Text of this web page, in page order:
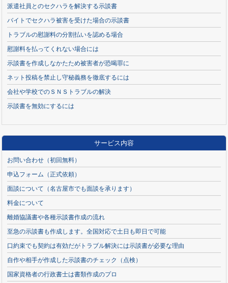
派遣社員とのセクハラを解決する示談書
バイトでセクハラ被害を受けた場合の示談書
トラブルの慰謝料の分割払いを認める場合
慰謝料を払ってくれない場合には
示談書を作成しなかたため被害者が恐喝罪に
ネット投稿を禁止し守秘義務を徹底するには
会社や学校でのＳＮＳトラブルの解決
示談書を無効にするには
サービス内容
お問い合わせ（初回無料）
申込フォーム（正式依頼）
面談について（名古屋市でも面談を承ります）
料金について
離婚協議書や各種示談書作成の流れ
至急の示談書も作成します。全国対応で土日も即日で可能
口約束でも契約は有効だがトラブル解決には示談書が必要な理由
自作や相手が作成した示談書のチェック（点検）
国家資格者の行政書士は書類作成のプロ